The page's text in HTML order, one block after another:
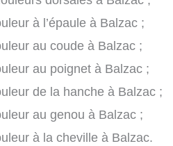
à l’épaule à Balzac ;
au coude à Balzac ;
au poignet à Balzac ;
de la hanche à Balzac ;
au genou à Balzac ;
à la cheville à Balzac.